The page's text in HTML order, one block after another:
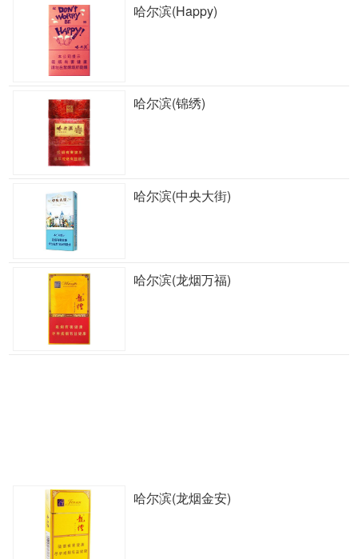
哈尔滨(Happy)
哈尔滨(锦绣)
哈尔滨(中央大街)
哈尔滨(龙烟万福)
哈尔滨(龙烟金安)